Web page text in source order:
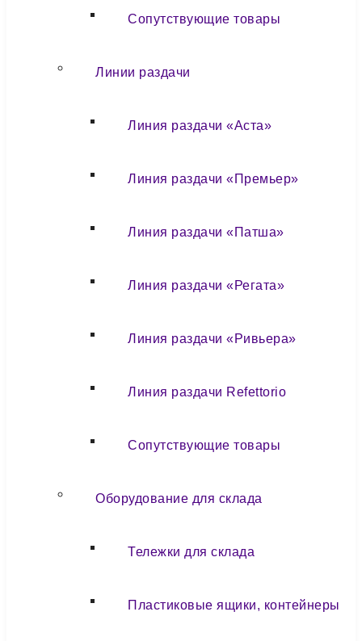
Сопутствующие товары
Линии раздачи
Линия раздачи «Аста»
Линия раздачи «Премьер»
Линия раздачи «Патша»
Линия раздачи «Регата»
Линия раздачи «Ривьера»
Линия раздачи Refettorio
Сопутствующие товары
Оборудование для склада
Тележки для склада
Пластиковые ящики, контейнеры